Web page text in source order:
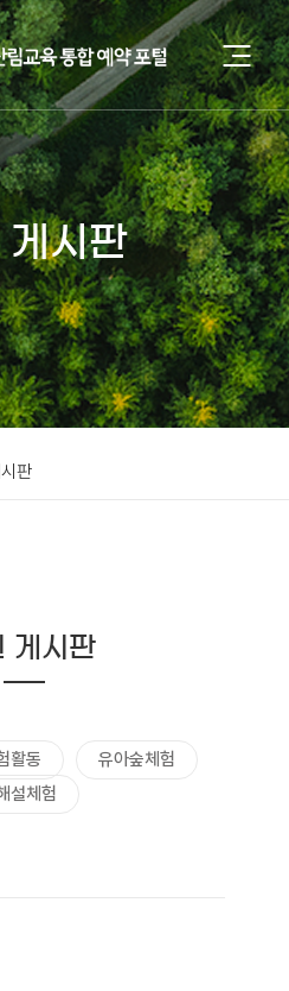
게시판
판
게시판
활동
유아숲체험
설체험